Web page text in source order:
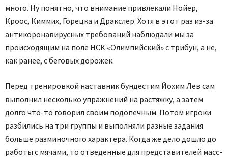
много. Ну понятно, что внимание привлекали Нойер,
Кроос, Киммих, Горецка и Дракслер. Хотя в этот раз из-за
антикоронавирусных требований наблюдали мы за
происходящим на поле НСК «Олимпийский» с трибун, а не,
как ранее, с беговых дорожек.
Перед тренировкой наставник бундестим Йохим Лев сам
выполнил несколько упражнений на растяжку, а затем
долго что-то говорил своим подопечным. Потом игроки
разбились на три группы и выполняли разные задания
больше разминочного характера. Когда же дело дошло до
работы с мячами, то отведенные для представителей масс-